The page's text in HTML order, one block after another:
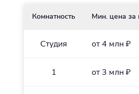
Комнатность Мин. цена за
Студия от 4 млн ₽
1 от 3 млн ₽